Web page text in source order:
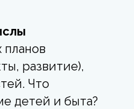
развитие),
Что
детей и быта?